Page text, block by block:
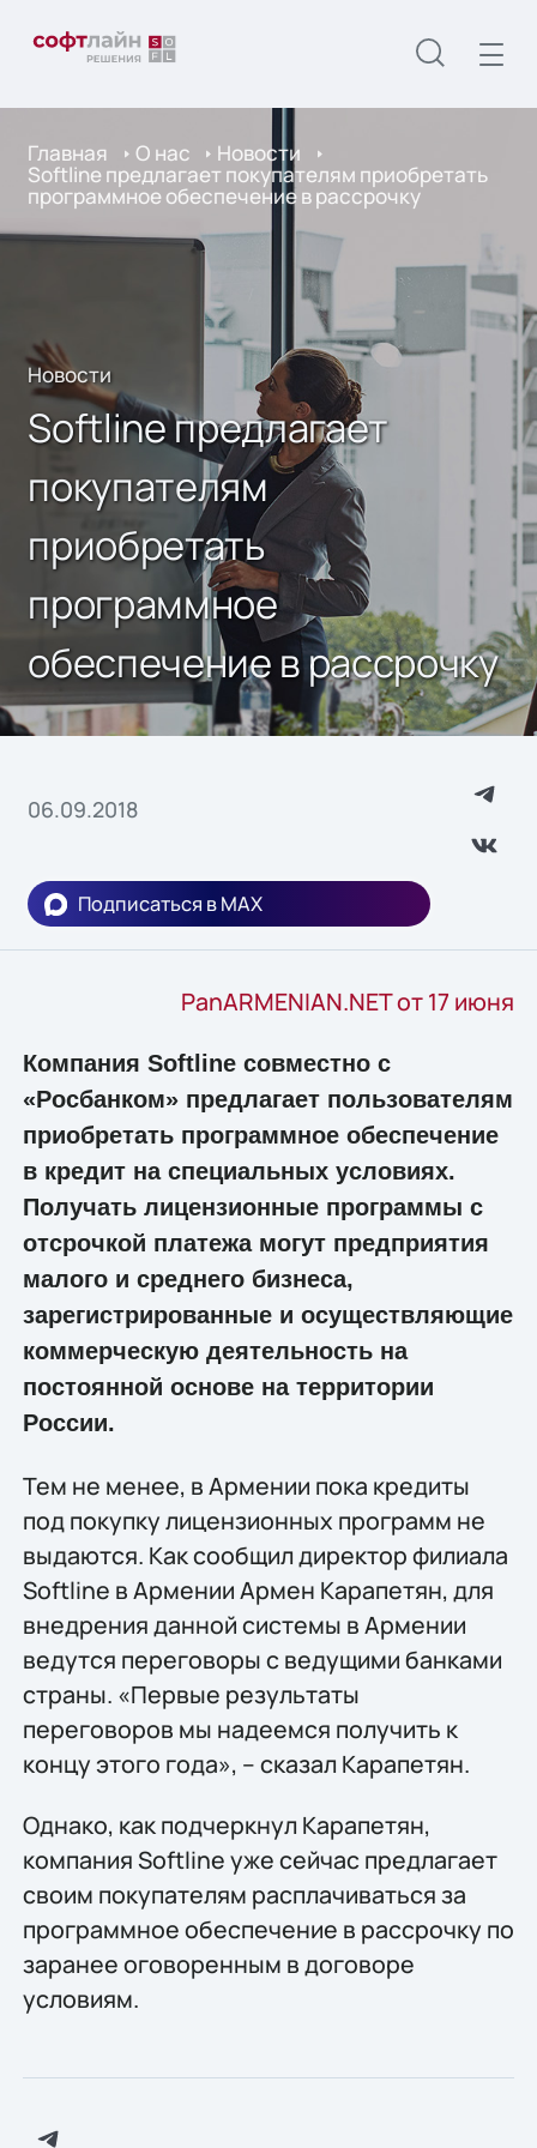
Главная О нас Новости
Softline предлагает покупателям приобретать
программное обеспечение в рассрочку
Новости
Softline предлагает
покупателям
приобретать
программное
обеспечение в рассрочку
06.09.2018
Подписаться в MAX
PanARMENIAN.NET от 17 июня
Компания Softline совместно с
«Росбанком» предлагает пользователям
приобретать программное обеспечение
в кредит на специальных условиях.
Получать лицензионные программы с
отсрочкой платежа могут предприятия
малого и среднего бизнеса,
зарегистрированные и осуществляющие
коммерческую деятельность на
постоянной основе на территории
России.
Тем не менее, в Армении пока кредиты
под покупку лицензионных программ не
выдаются. Как сообщил директор филиала
Softline в Армении Армен Карапетян, для
внедрения данной системы в Армении
ведутся переговоры с ведущими банками
страны. «Первые результаты
переговоров мы надеемся получить к
концу этого года», – сказал Карапетян.
Однако, как подчеркнул Карапетян,
компания Softline уже сейчас предлагает
своим покупателям расплачиваться за
программное обеспечение в рассрочку по
заранее оговоренным в договоре
условиям.